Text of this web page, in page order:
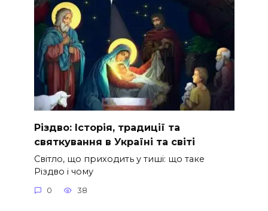
Різдво: Історія, традиції та
святкування в Україні та світі
Світло, що приходить у тиші: що таке
Різдво і чому
0 38